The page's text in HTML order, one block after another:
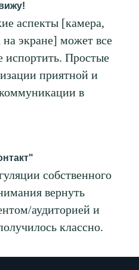
аспекты [камера,
на экране] может все
испортить. Простые
приятной и
в
собственного
вернуть
аудиторией и
классно.